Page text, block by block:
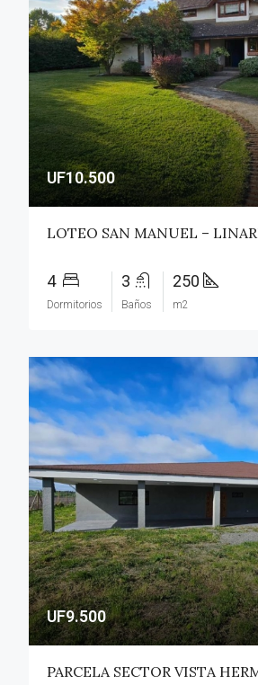
UF10.500
LOTEO SAN MANUEL –
4
Dormitorios
3
Baños
250
m2
UF9.500
PARCELA SECTOR VISTA